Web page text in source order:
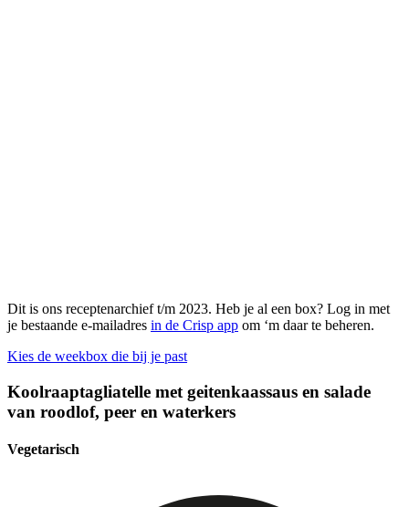
Dit is ons receptenarchief t/m 2023. Heb je al een box? Log in met
je bestaande e-mailadres in de Crisp app om ‘m daar te beheren.
Kies de weekbox die bij je past
Koolraaptagliatelle met geitenkaassaus en salade
van roodlof, peer en waterkers
Vegetarisch